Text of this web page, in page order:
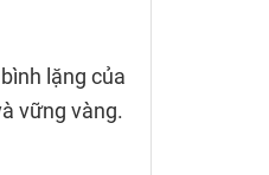
lặng của
vững vàng.